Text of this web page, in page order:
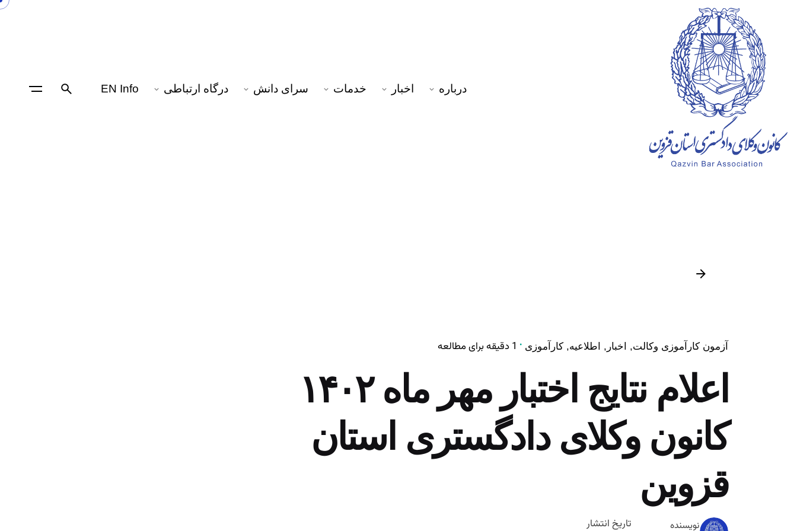
content
درباره اخبار خدمات سرای دانش درگاه ارتباطی EN Info
آزمون کارآموزی وکالت اخبار اطلاعیه کارآموزی 1 دقیقه برای مطالعه
اعلام نتایج اختبار مهر ماه ۱۴۰۲
کانون وکلای دادگستری استان
قزوین
نویسنده تاریخ انتشار